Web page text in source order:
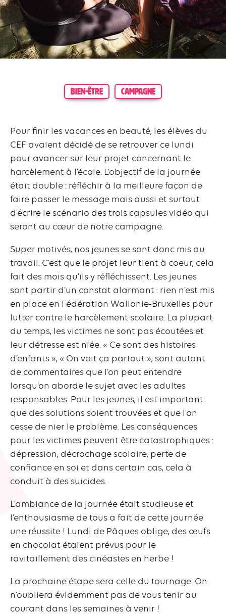
BIEN-ÊTRE CAMPAGNE
Pour finir les vacances en beauté, les élèves du
CEF avaient décidé de se retrouver ce lundi
pour avancer sur leur projet concernant le
harcèlement à l’école. L’objectif de la journée
était double : réfléchir à la meilleure façon de
faire passer le message mais aussi et surtout
d’écrire le scénario des trois capsules vidéo qui
seront au cœur de notre campagne.
Super motivés, nos jeunes se sont donc mis au
travail. C’est que le projet leur tient à coeur, cela
fait des mois qu’ils y réfléchissent. Les jeunes
sont partir d’un constat alarmant : rien n’est mis
en place en Fédération Wallonie-Bruxelles pour
lutter contre le harcèlement scolaire. La plupart
du temps, les victimes ne sont pas écoutées et
leur détresse est niée. « Ce sont des histoires
d’enfants », « On voit ça partout », sont autant
de commentaires que l’on peut entendre
lorsqu’on aborde le sujet avec les adultes
responsables. Pour les jeunes, il est important
que des solutions soient trouvées et que l’on
cesse de nier le problème. Les conséquences
pour les victimes peuvent être catastrophiques :
dépression, décrochage scolaire, perte de
confiance en soi et dans certain cas, cela à
conduit à des suicides.
L’ambiance de la journée était studieuse et
l’enthousiasme de tous a fait de cette journée
une réussite ! Lundi de Pâques oblige, des œufs
en chocolat étaient prévus pour le
ravitaillement des cinéastes en herbe !
La prochaine étape sera celle du tournage. On
n’oubliera évidemment pas de vous tenir au
courant dans les semaines à venir !